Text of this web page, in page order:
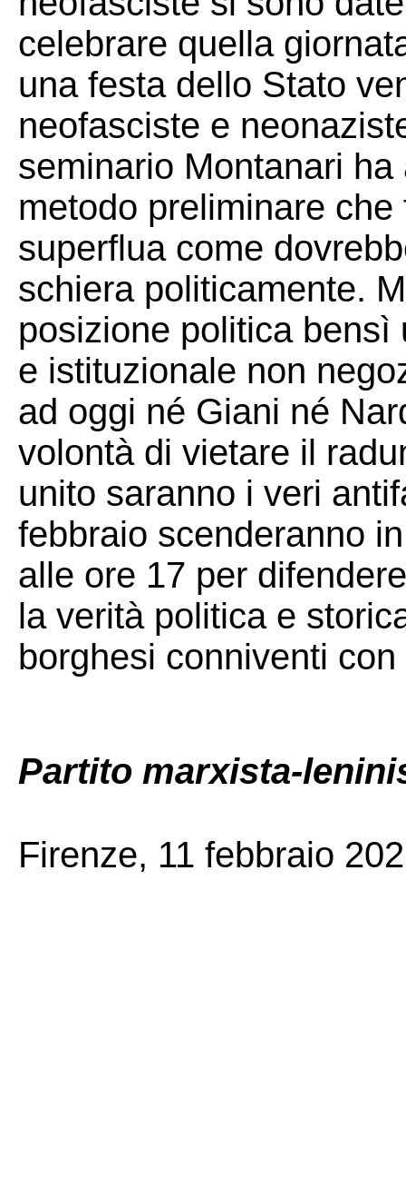
celebrare quella
una festa dello Stato
neofasciste e
seminario Montanari ha
metodo preliminare
superflua come
schiera politicamente.
posizione politica
e istituzionale non
ad oggi né Giani né
volontà di vietare il
unito saranno i veri
febbraio scenderanno
alle ore 17 per
la verità politica e
borghesi conniventi
Partito marxista-
Firenze, 11 febbraio